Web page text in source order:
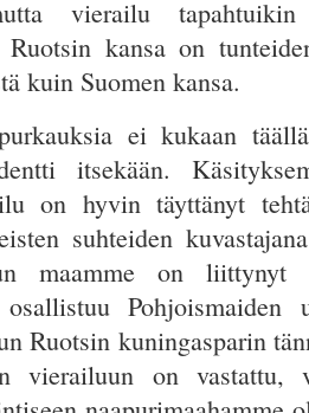
vierailu tapahtuikin
kansa on
kuin Suomen kansa.
ei kukaan
itsekään.
on hyvin täyttänyt
suhteiden
maamme on liittynyt
Pohjoismaiden
Ruotsin kuningasparin
vierailuun on vastattu,